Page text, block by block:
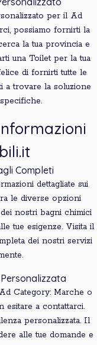
per il Ad
possiamo fornirti la
la tua provincia e
una Toilet per la tua
di fornirti tutte le
a trovare la soluzione
Completi
dettagliate sui
le diverse opzioni
nostri bagni chimici
tue esigenze. Visita il
dei nostri servizi
Category: Marche o
esitare a contattarci.
personalizzata. Il
alle tue domande e